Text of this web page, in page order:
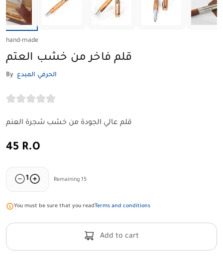
hand-made
قلم فاخر من خشب العتم
By الحرفي المبدع
قلم عالي الجودة من خشب شجرة العنم
45 R.O
1 Remaining 15
You must be sure that you readTerms and conditions
Add to cart